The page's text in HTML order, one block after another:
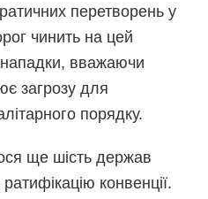
перетворень у
чинить на цей
вважаючи
загрозу для
порядку.
ще шість держав
конвенції.